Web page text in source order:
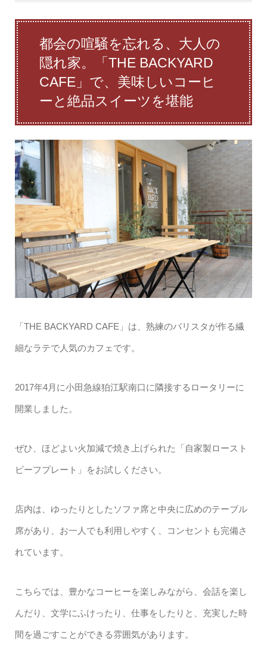
都会の喧騒を忘れる、大人の
隠れ家。「THE BACKYARD
CAFE」で、美味しいコーヒ
ーと絶品スイーツを堪能
「THE BACKYARD CAFE」は、熟練のバリスタが作る繊
細なラテで人気のカフェです。
2017年4月に小田急線狛江駅南口に隣接するロータリーに
開業しました。
ぜひ、ほどよい火加減で焼き上げられた「自家製ロースト
ビーフプレート」をお試しください。
店内は、ゆったりとしたソファ席と中央に広めのテーブル
席があり、お一人でも利用しやすく、コンセントも完備さ
れています。
こちらでは、豊かなコーヒーを楽しみながら、会話を楽し
んだり、文学にふけったり、仕事をしたりと、充実した時
間を過ごすことができる雰囲気があります。